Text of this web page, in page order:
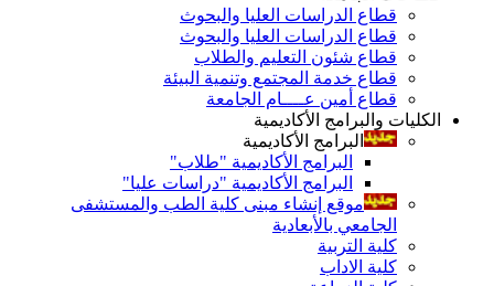
قطاع الدراسات العليا والبحوث
قطاع الدراسات العليا والبحوث
قطاع شئون التعليم والطلاب
قطاع خدمة المجتمع وتنمية البيئة
قطاع أمين عــــام الجامعة
الكليات والبرامج الأكاديمية
البرامج الأكاديمية
البرامج الأكاديمية "طلاب"
البرامج الأكاديمية "دراسات عليا"
موقع إنشاء مبنى كلية الطب والمستشفى
الجامعي بالأبعادية
كلية التربية
كلية الاداب